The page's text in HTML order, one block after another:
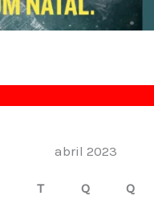
abril 2023
T Q Q